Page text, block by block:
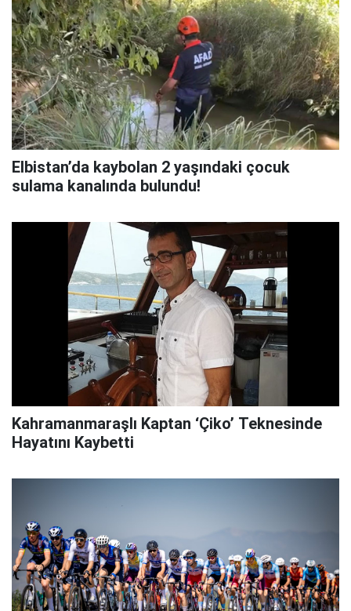
Elbistan’da kaybolan 2 yaşındaki çocuk
sulama kanalında bulundu!
Kahramanmaraşlı Kaptan ‘Çiko’ Teknesinde
Hayatını Kaybetti